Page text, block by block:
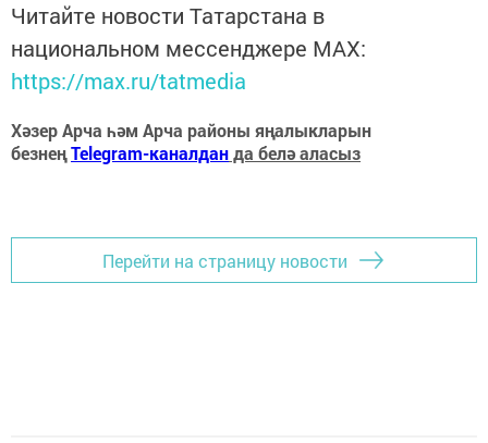
Читайте новости Татарстана в
национальном мессенджере MАХ:
https://max.ru/tatmedia
Хәзер Арча һәм Арча районы яңалыкларын
безнеңTelegram-каналданда белә аласыз
Перейти на страницу новости